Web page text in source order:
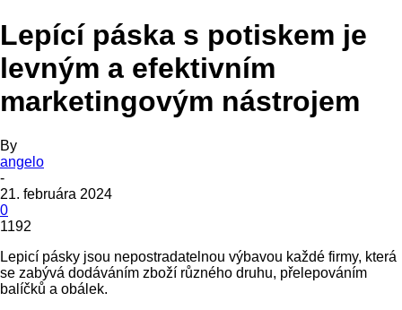
Lepící páska s potiskem je
levným a efektivním
marketingovým nástrojem
By
angelo
-
21. februára 2024
0
1192
Lepicí pásky jsou nepostradatelnou výbavou každé firmy, která
se zabývá dodáváním zboží různého druhu, přelepováním
balíčků a obálek.